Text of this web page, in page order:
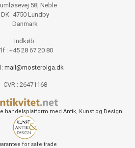
58, Neble
DK -4750 Lundby
Danmark
Indkøb:
: +45 28 67 20 80
mail@mosterolga.dk
CVR : 26471168
handelsplatform med Antik, Kunst og Design
for safe trade